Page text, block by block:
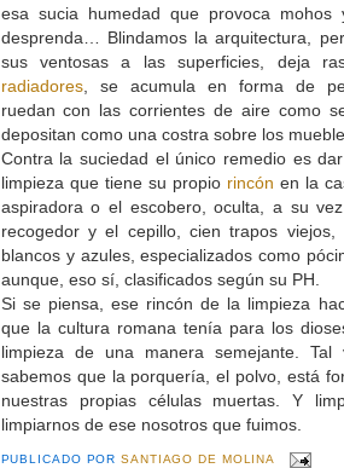
esa sucia humedad que provoca
desprenda… Blindamos la arquitectura,
sus ventosas a las superficies, deja
radiadores, se acumula en forma de
ruedan con las corrientes de aire como
depositan como una costra sobre los
Contra la suciedad el único remedio es
limpieza que tiene su propio rincón en la
aspiradora o el escobero, oculta, a su
recogedor y el cepillo, cien trapos
blancos y azules, especializados como
aunque, eso sí, clasificados según su PH.
Si se piensa, ese rincón de la limpieza
que la cultura romana tenía para los
limpieza de una manera semejante. Tal
sabemos que la porquería, el polvo, está
nuestras propias células muertas. Y
limpiarnos de ese nosotros que fuimos.
PUBLICADO PORSANTIAGO DE MOLINA